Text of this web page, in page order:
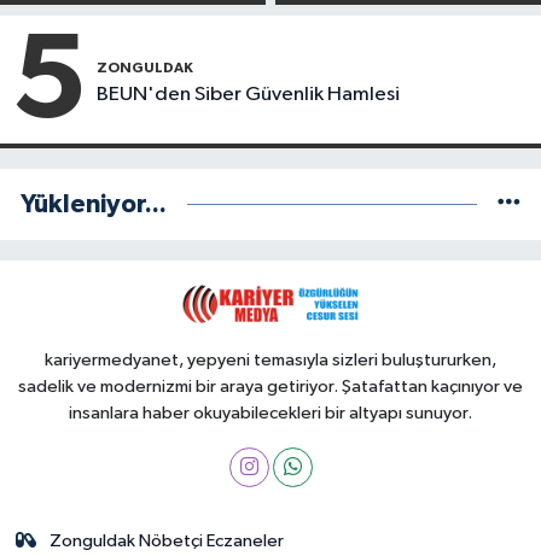
5 ZONGULDAK
BEUN'den Siber Güvenlik Hamlesi
Yükleniyor...
kariyermedyanet, yepyeni temasıyla sizleri buluştururken,
sadelik ve modernizmi bir araya getiriyor. Şatafattan kaçınıyor ve
insanlara haber okuyabilecekleri bir altyapı sunuyor.
Zonguldak Nöbetçi Eczaneler